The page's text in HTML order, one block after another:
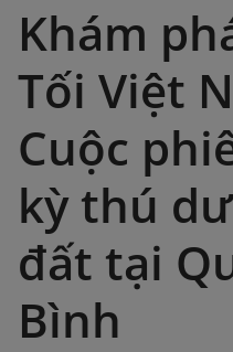
Khám
Tối Việt
Cuộc
kỳ thú
đất tại
Bình